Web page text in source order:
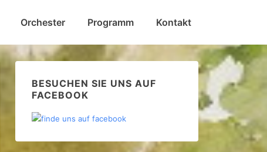
Orchester Programm Kontakt
BESUCHEN SIE UNS AUF
FACEBOOK